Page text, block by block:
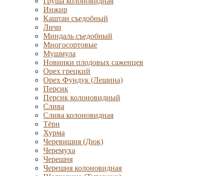
Инжир
Каштан съедобный
Личи
Миндаль съедобный
Многосортовые
Мушмула
Новинки плодовых саженцев
Орех грецкий
Орех Фундук (Лещина)
Персик
Персик колоновидный
Слива
Слива колоновидная
Тёрн
Хурма
Черевишня (Дюк)
Черемуха
Черешня
Черешня колоновидная